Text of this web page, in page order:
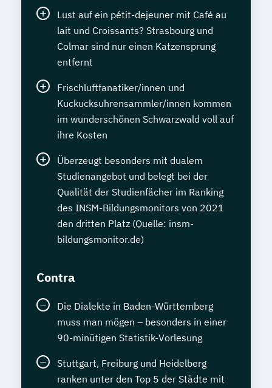
Lust auf ein pétit-dejeuner mit Café au
lait und Croissants? Strasbourg und
Colmar sind nur einen Katzensprung
entfernt
Frischluftfanatiker/innen und
Kuckucksuhrensammler/innen kommen
im wunderschönen Schwarzwald voll auf
ihre Kosten
Überzeugt besonders mit dualem
Studienangebot und belegt bei der
Qualität der Studienfächer im Ranking
des INSM-Bildungsmonitors von 2021
den dritten Platz (Quelle: insm-
bildungsmonitor.de)
Contra
Die Dialekte in Baden-Württemberg
muss man mögen – besonders in einer
90-minütigen Statistik-Vorlesung
Stuttgart, Freiburg und Heidelberg
ranken unter den Top 5 der Städte mit